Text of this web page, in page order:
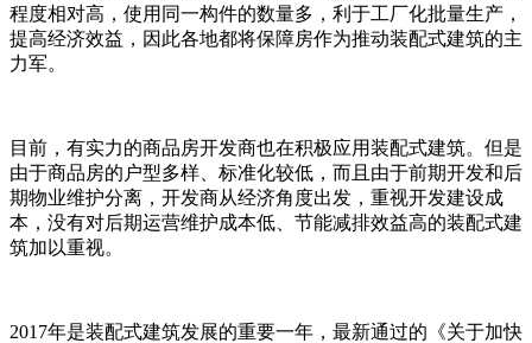
程度相对高，使用同一构件的数量多，利于工厂化批量生产，
提高经济效益，因此各地都将保障房作为推动装配式建筑的主
力军。
目前，有实力的商品房开发商也在积极应用装配式建筑。但是
由于商品房的户型多样、标准化较低，而且由于前期开发和后
期物业维护分离，开发商从经济角度出发，重视开发建设成
本，没有对后期运营维护成本低、节能减排效益高的装配式建
筑加以重视。
2017年是装配式建筑发展的重要一年，最新通过的《关于加快